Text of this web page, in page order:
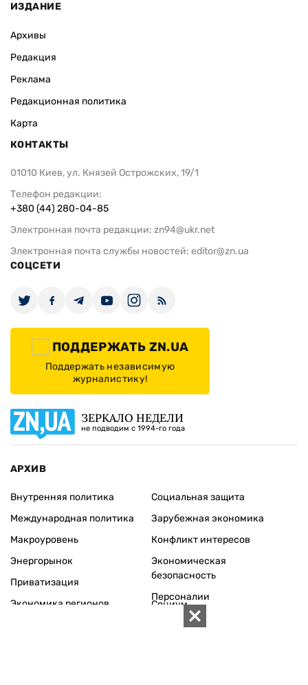
ИЗДАНИЕ
Архивы
Редакция
Реклама
Редакционная политика
Карта
КОНТАКТЫ
01010 Киев, ул. Князей Острожских, 19/1
Телефон редакции:
+380 (44) 280-04-85
Электронная почта редакции: zn94@ukr.net
Электронная почта службы новостей: editor@zn.ua
СОЦСЕТИ
ПОДДЕРЖАТЬ ZN.UA
Поддержать независимую
журналистику!
ЗЕРКАЛО НЕДЕЛИ
не подводим с 1994-го года
АРХИВ
Внутренняя политика
Международная политика
Макроуровень
Энергорынок
Приватизация
Экономика регионов
Социальная защита
Зарубежная экономика
Конфликт интересов
Экономическая
безопасность
Персоналии
Социум
История